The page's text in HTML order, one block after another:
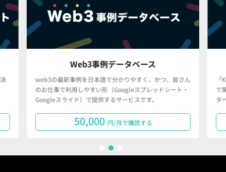
Web3事例データベース
web3の最新事例を日本語で分かりやすく、かつ、皆さん
のお仕事で利用しやすい形（Googleスプレッドシート・
Googleスライド）で提供するサービスです。
50,000 円/月で購読する
で
タ